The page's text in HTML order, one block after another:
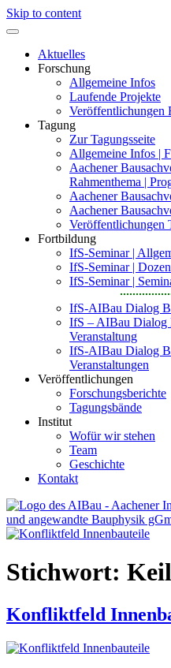
Skip to content
Aktuelles
Forschung
Allgemeine Infos
Laufende Projekte
Veröffentlichungen
Tagung
Zur Tagungsseite
Allgemeine Infos |
Aachener
Rahmenthema |
Aachener
Aachener
Veröffentlichungen
Fortbildung
IfS-Seminar |
IfS-Seminar |
IfS-Seminar |
IfS-AIBau Dialog
IfS – AIBau Dialog
Veranstaltung
IfS-AIBau Dialog
Veranstaltungen
Veröffentlichungen
Forschungsberichte
Tagungsbände
Institut
Wofür wir stehen
Team
Geschichte
Kontakt
angewandte Bauphysik
Stichwort:
Konfliktfeld